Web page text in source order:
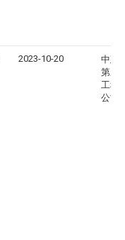
2023-10-20
中建
第三
工程
公司